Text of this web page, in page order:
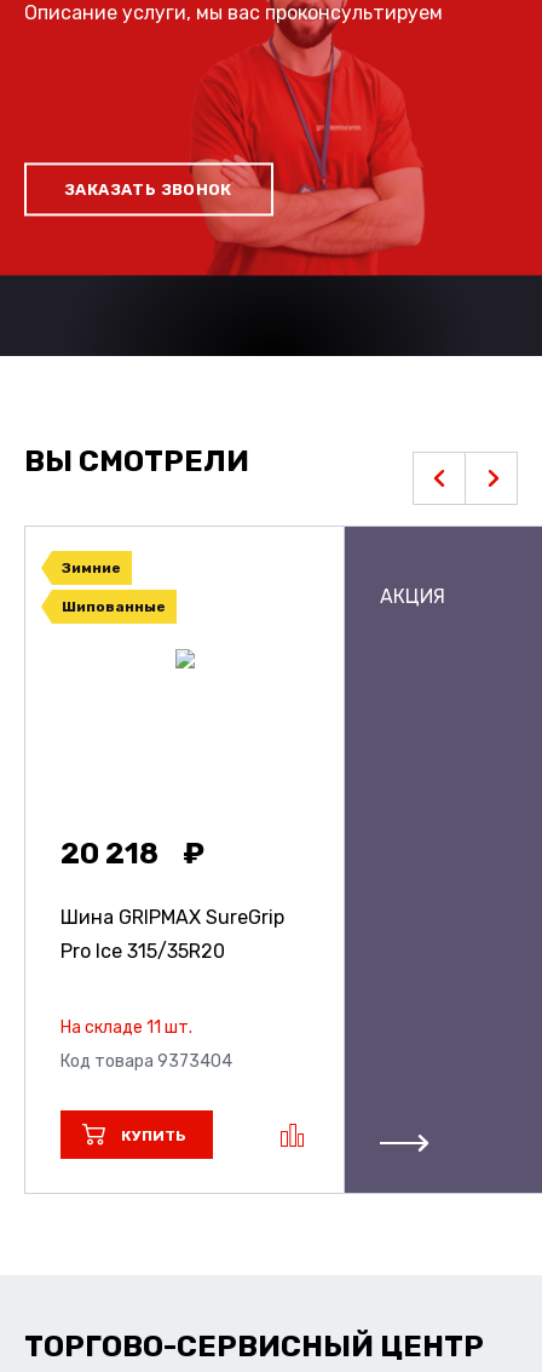
Описание услуги, мы вас проконсультируем
ЗАКАЗАТЬ ЗВОНОК
ВЫ СМОТРЕЛИ
Зимние
Шипованные
20 218
Шина GRIPMAX SureGrip
Pro Ice 315/35R20
На складе 11 шт.
Код товара 9373404
КУПИТЬ
АКЦИЯ
ТОРГОВО-СЕРВИСНЫЙ ЦЕНТР